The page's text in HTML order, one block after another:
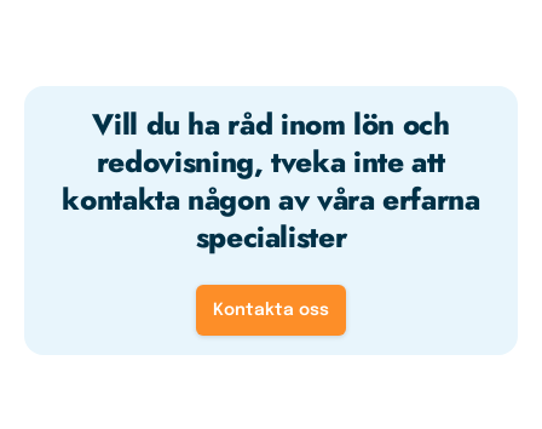
Vill du ha råd inom lön och
redovisning, tveka inte att
kontakta någon av våra erfarna
specialister
Kontakta oss